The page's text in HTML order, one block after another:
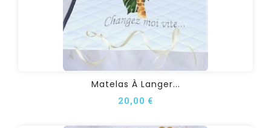
Matelas À Langer...
20,00 €